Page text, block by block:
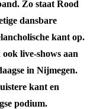
Zo staat Rood
dansbare
kant op.
ook live-shows aan
in Nijmegen.
kant en
podium.